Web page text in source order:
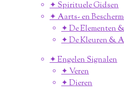
✦ Spirituele Gidsen
✦ Aarts- en
✦ De Elementen
✦ De Kleuren &
✦ Engelen Signalen
✦ Veren
✦ Dieren